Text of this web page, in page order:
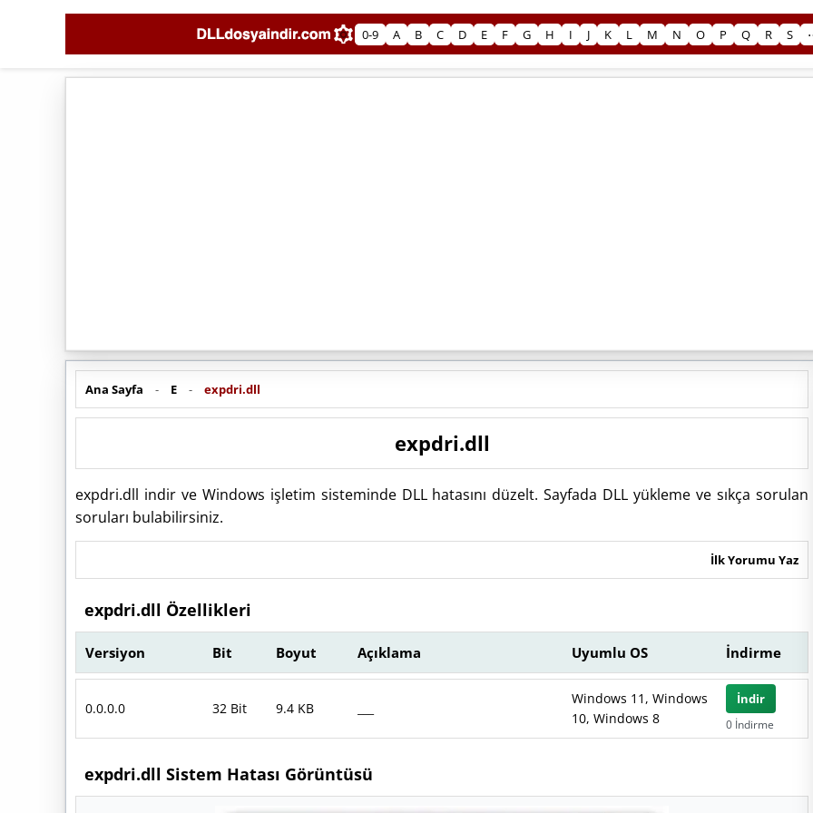
0-9 A B C D E F G H I J K L M N O P Q R S
Ana Sayfa - E - expdri.dll
expdri.dll
expdri.dll indir ve Windows işletim sisteminde DLL hatasını düzelt. Sayfada DLL yükleme ve sıkça sorulan
soruları bulabilirsiniz.
İlk Yorumu Yaz
expdri.dll Özellikleri
Versiyon Bit Boyut Açıklama Uyumlu OS İndirme
0.0.0.0 32 Bit 9.4 KB
Windows 11, Windows
10, Windows 8
İndir
0 İndirme
expdri.dll Sistem Hatası Görüntüsü